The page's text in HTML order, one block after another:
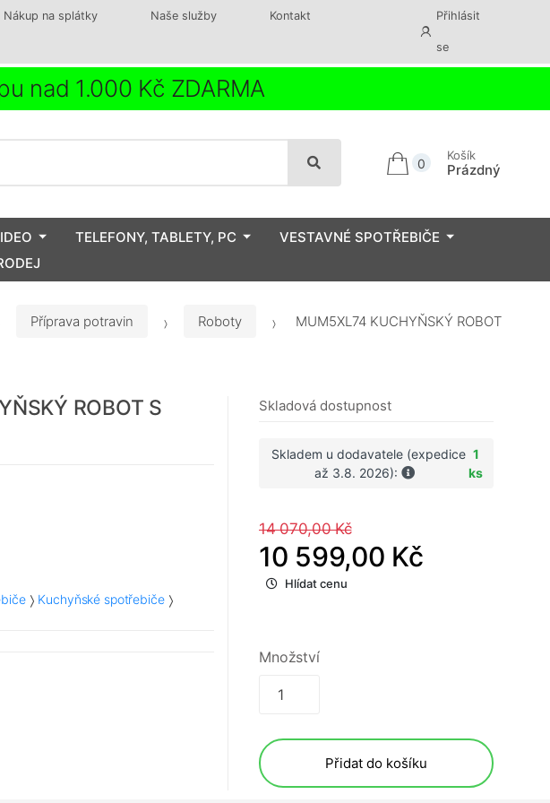
Nákup na splátky Naše služby Kontakt Přihlásit
se
nad 1.000 Kč ZDARMA
0
Košík
Prázdný
TELEFONY, TABLETY, PC
VESTAVNÉ SPOTŘEBIČE
Příprava potravin Roboty MUM5XL74 KUCHYŇSKÝ ROBOT
ROBOT S
Kuchyňské spotřebiče
Skladová dostupnost
Skladem u dodavatele (expedice
až 3.8. 2026):
1
ks
14 070,00 Kč
10 599,00 Kč
Hlídat cenu
Množství
Přidat do košíku